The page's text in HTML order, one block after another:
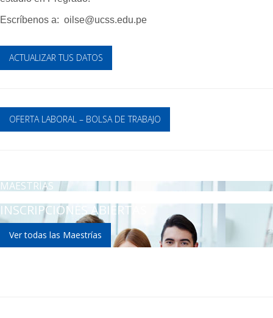
Escríbenos a: oilse@ucss.edu.pe
ACTUALIZAR TUS DATOS
OFERTA LABORAL – BOLSA DE TRABAJO
MAESTRÍAS
INSCRIPCIONES ABIERTAS
Ver todas las Maestrías